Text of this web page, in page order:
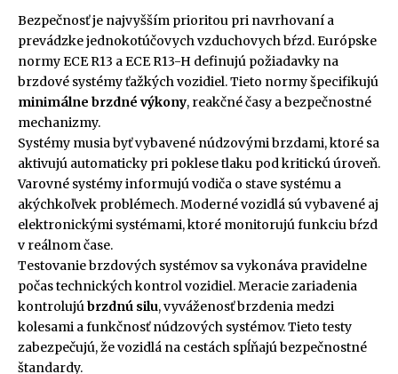
Bezpečnosť je najvyšším prioritou pri navrhovaní a
prevádzke jednokotúčovych vzduchovych bŕzd. Európske
normy ECE R13 a ECE R13-H definujú požiadavky na
brzdové systémy ťažkých vozidiel. Tieto normy špecifikujú
minimálne brzdné výkony, reakčné časy a bezpečnostné
mechanizmy.
Systémy musia byť vybavené núdzovými brzdami, ktoré sa
aktivujú automaticky pri poklese tlaku pod kritickú úroveň.
Varovné systémy informujú vodiča o stave systému a
akýchkoľvek problémech. Moderné vozidlá sú vybavené aj
elektronickými systémami, ktoré monitorujú funkciu bŕzd
v reálnom čase.
Testovanie brzdových systémov sa vykonáva pravidelne
počas technických kontrol vozidiel. Meracie zariadenia
kontrolujúbrzdnú silu, vyváženosť brzdenia medzi
kolesami a funkčnosť núdzových systémov. Tieto testy
zabezpečujú, že vozidlá na cestách spĺňajú bezpečnostné
štandardy.